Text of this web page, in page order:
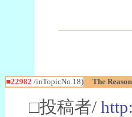
■22982 /inTopicNo.18) The
□投稿者/